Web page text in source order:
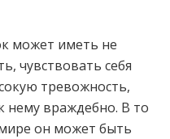
может иметь не
чувствовать себя
тревожность,
нему враждебно. В то
он может быть